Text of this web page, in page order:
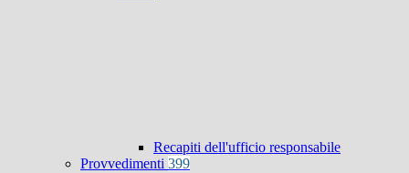
Recapiti dell'ufficio responsabile
Provvedimenti 399